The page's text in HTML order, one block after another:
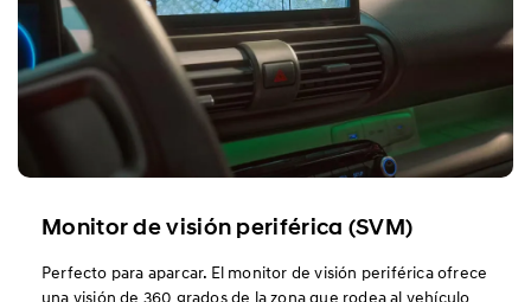
Monitor de visión periférica (SVM)
Perfecto para aparcar. El monitor de visión periférica ofrece
una visión de 360 grados de la zona que rodea al vehículo